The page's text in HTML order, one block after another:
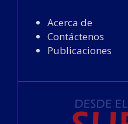
Acerca de
Contáctenos
Publicaciones